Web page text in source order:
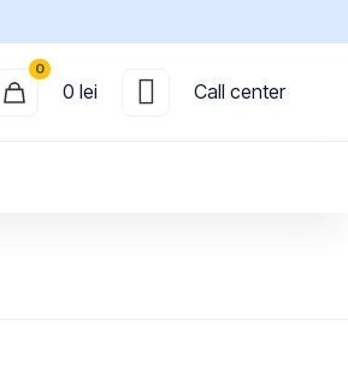
0
0 lei Call center